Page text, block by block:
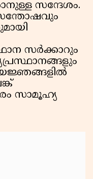
സന്ദേശം.
സർക്കാറും
സാമൂഹ്യ